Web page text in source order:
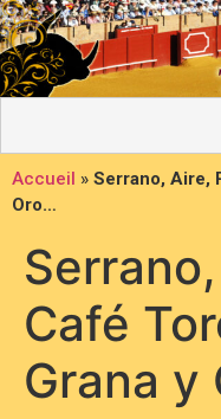
Accueil » Serrano, Aire,
Oro…
Café
Grana y